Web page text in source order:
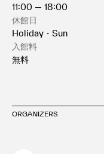
11:00 — 18:00
休館日
Holiday・Sun
入館料
無料
ORGANIZERS